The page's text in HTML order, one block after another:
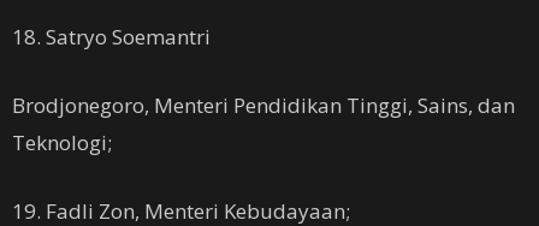
18. Satryo Soemantri
Brodjonegoro, Menteri Pendidikan Tinggi, Sains, dan
Teknologi;
19. Fadli Zon, Menteri Kebudayaan;